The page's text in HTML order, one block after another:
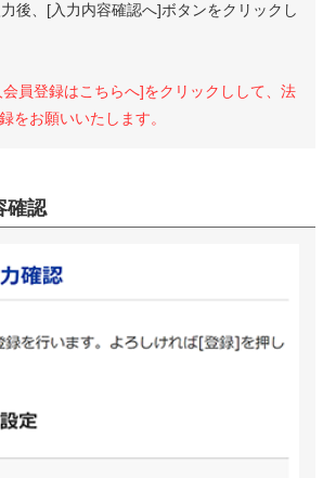
後、[入力内容確認へ]ボタンをクリックし
員登録はこちらへ]をクリックしして、法
をお願いいたします。
確認